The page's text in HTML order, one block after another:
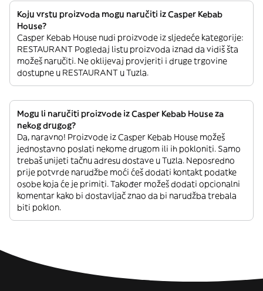
Koju vrstu proizvoda mogu naručiti iz Casper Kebab
House?
Casper Kebab House nudi proizvode iz sljedeće kategorije:
RESTAURANT Pogledaj listu proizvoda iznad da vidiš šta
možeš naručiti. Ne oklijevaj provjeriti i druge trgovine
dostupne u RESTAURANT u Tuzla.
Mogu li naručiti proizvode iz Casper Kebab House za
nekog drugog?
Da, naravno! Proizvode iz Casper Kebab House možeš
jednostavno poslati nekome drugom ili ih pokloniti. Samo
trebaš unijeti tačnu adresu dostave u Tuzla. Neposredno
prije potvrde narudžbe moći ćeš dodati kontakt podatke
osobe koja će je primiti. Također možeš dodati opcionalni
komentar kako bi dostavljač znao da bi narudžba trebala
biti poklon.